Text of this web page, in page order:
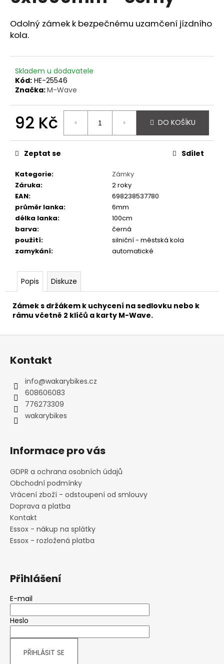
hvězdiček.
Odolný zámek k bezpečnému uzamčení jízdního
kola.
Skladem u dodavatele
Kód: HE-25546
Značka:M-Wave
92 Kč
cena:
DO KOŠÍKU
Kategorie:
Zámky
Záruka:
2 roky
EAN:
698238537780
průměr lanka:
6mm
délka lanka:
100cm
barva:
černá
použití:
silniční - městská kola
zamykání: automatické
Zeptat se Sdílet
Popis Diskuze
Zámek s držákem k uchycení na sedlovku nebo k
rámu včetně 2 klíčů a karty M-Wave.
j
í
t
?
D
o
p
o
u
č
u
m
PRUŽINOVÉ
SEDLO
GRAPPA
843
Z
Kontakt
info@wakarybikes.cz
608606083
776273309
wakarybikes
Informace pro vás
GDPR a ochrana osobních údajů
Obchodní podmínky
Vrácení zboží - odstoupení od smlouvy
Doprava a platba
Kontakt
Essox - nákup na splátky
Essox - rozložená platba
Přihlášení
E-mail
Heslo
PŘIHLÁSIT SE